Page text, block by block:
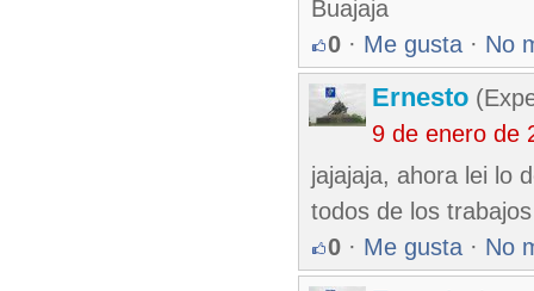
Buajaja
0 · Me gusta · No
Ernesto
9 de enero de
jajajaja, ahora lei lo
todos de los
0 · Me gusta · No